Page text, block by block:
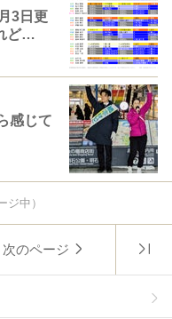
3日更
ど…
感じて
ジ中）
次のページ